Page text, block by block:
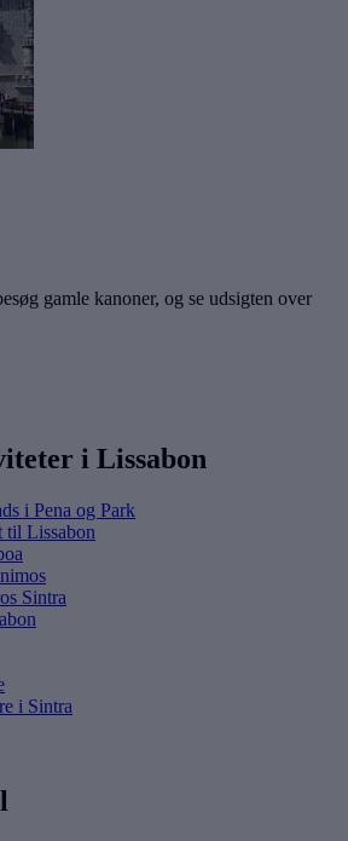
gamle kanoner, og se udsigten over
i Lissabon
i Pena og Park
til Lissabon
Sintra
i Sintra